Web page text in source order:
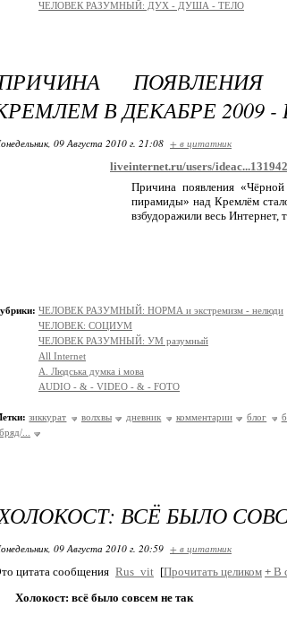
ЧЕЛОВЕК РАЗУМНЫЙ: ДУХ - ДУША - ТЕЛО
ПРИЧИНА
В ДЕКАБРЕ 2009
09 Августа 2010 г. 21:08 + в цитатник
liveinternet.ru/users/
Причина появления
пирамиды» над Кремлём
взбудоражили весь Интернет,
ЧЕЛОВЕК РАЗУМНЫЙ: НОРМА и экстремизм - нелюди
ЧЕЛОВЕК: СОЦИУМ
ЧЕЛОВЕК РАЗУМНЫЙ: УМ разумный
All Internet
A. Людська думка і мова
AUDIO - & - VIDEO - & - FOTO
зиккурат волхвы дневник комментарии блог
...
ВСЁ БЫЛО
09 Августа 2010 г. 20:59 + в цитатник
цитата сообщения Rus_vit [Прочитать целиком + В
Холокост: всё было совсем не так